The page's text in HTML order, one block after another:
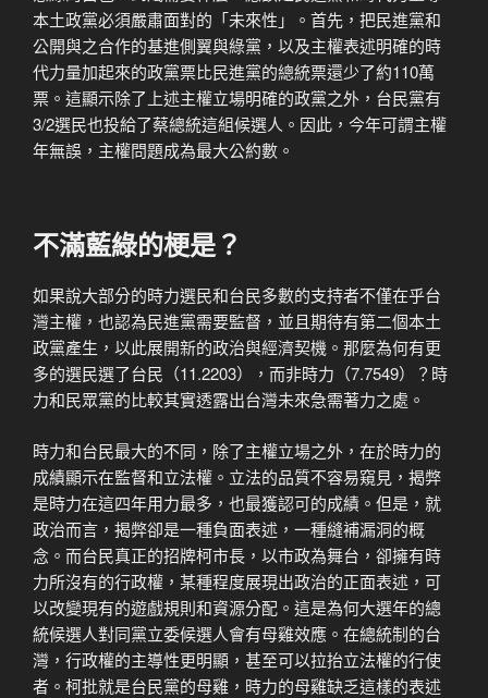
本土政黨必須嚴肅面對的「未來性」。首先，把民進黨和
公開與之合作的基進側翼與綠黨，以及主權表述明確的時
代力量加起來的政黨票比民進黨的總統票還少了約110萬
票。這顯示除了上述主權立場明確的政黨之外，台民黨有
3/2選民也投給了蔡總統這組候選人。因此，今年可謂主權
年無誤，主權問題成為最大公約數。
不滿藍綠的梗是？
如果說大部分的時力選民和台民多數的支持者不僅在乎台
灣主權，也認為民進黨需要監督，並且期待有第二個本土
政黨產生，以此展開新的政治與經濟契機。那麼為何有更
多的選民選了台民（11.2203），而非時力（7.7549）？時
力和民眾黨的比較其實透露出台灣未來急需著力之處。
時力和台民最大的不同，除了主權立場之外，在於時力的
成績顯示在監督和立法權。立法的品質不容易窺見，揭弊
是時力在這四年用力最多，也最獲認可的成績。但是，就
政治而言，揭弊卻是一種負面表述，一種縫補漏洞的概
念。而台民真正的招牌柯市長，以市政為舞台，卻擁有時
力所沒有的行政權，某種程度展現出政治的正面表述，可
以改變現有的遊戲規則和資源分配。這是為何大選年的總
統候選人對同黨立委候選人會有母雞效應。在總統制的台
灣，行政權的主導性更明顯，甚至可以拉抬立法權的行使
者。柯批就是台民黨的母雞，時力的母雞缺乏這樣的表述